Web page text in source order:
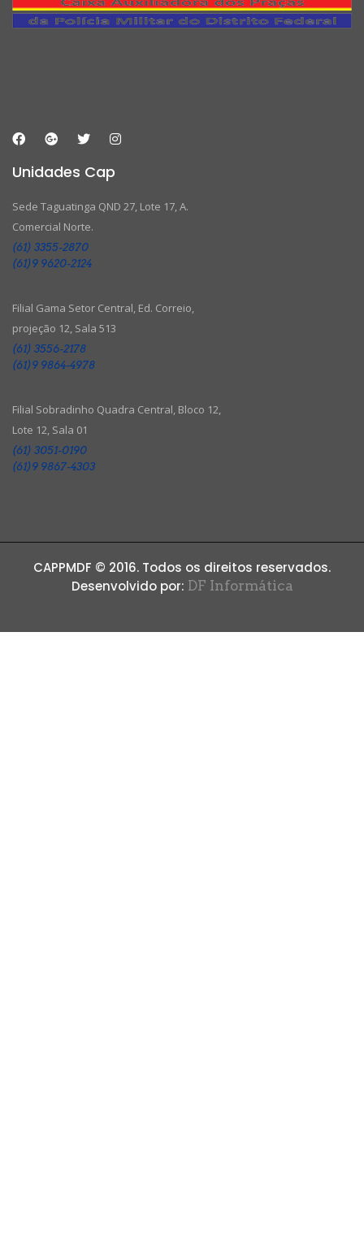
Unidades Cap
Sede Taguatinga QND 27, Lote 17, A.
Comercial Norte.
(61) 3355-2870
(61)9 9620-2124
Filial Gama Setor Central, Ed. Correio,
projeção 12, Sala 513
(61) 3556-2178
(61)9 9864-4978
Filial Sobradinho Quadra Central, Bloco 12,
Lote 12, Sala 01
(61) 3051-0190
(61)9 9867-4303
CAPPMDF © 2016. Todos os direitos reservados.
Desenvolvido por: DF Informática